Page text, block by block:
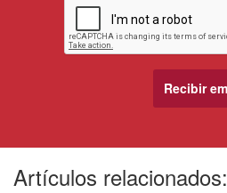
Artículos relacionados: